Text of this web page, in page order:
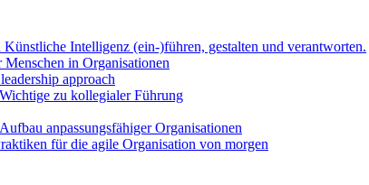
Intel­li­genz (ein-)führen, gestal­ten und ver­ant­wor­ten.
in Orga­ni­sa­tio­nen
approach
zu kol­le­gia­ler Füh­rung
anpas­sungs­fä­hi­ger Orga­ni­sa­tio­nen
für die agi­le Orga­ni­sa­ti­on von mor­gen